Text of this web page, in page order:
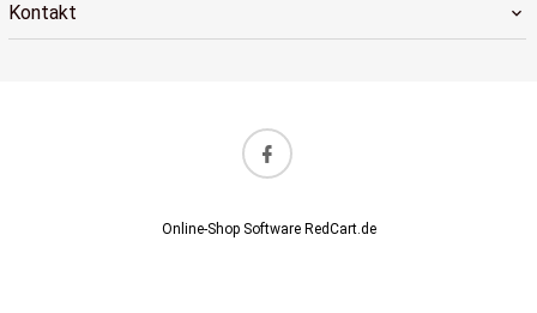
Kontakt
Online-Shop SoftwareRedCart.de